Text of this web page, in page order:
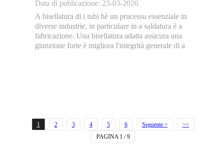
Data di publicazione: 23-03-2026
A bisellatura di i tubi hè un prucessu essenziale in
diverse industrie, in particulare in a saldatura è a
fabricazione. Una bisellatura adatta assicura una
giunzione forte è migliora l'integrità generale di a
1 2 3 4 5 6 Seguente >
>>
PAGINA 1 / 9